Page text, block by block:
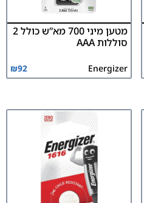
מטען מיני 700 מא”ש כולל 2
סוללות AAA
Energizer
₪92